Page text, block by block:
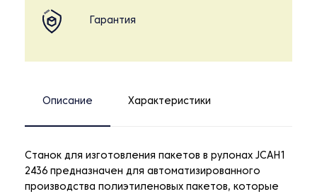
Гарантия
Описание Характеристики
Станок для изготовления пакетов в рулонах JCAH1
2436 предназначен для автоматизированного
производства полиэтиленовых пакетов, которые